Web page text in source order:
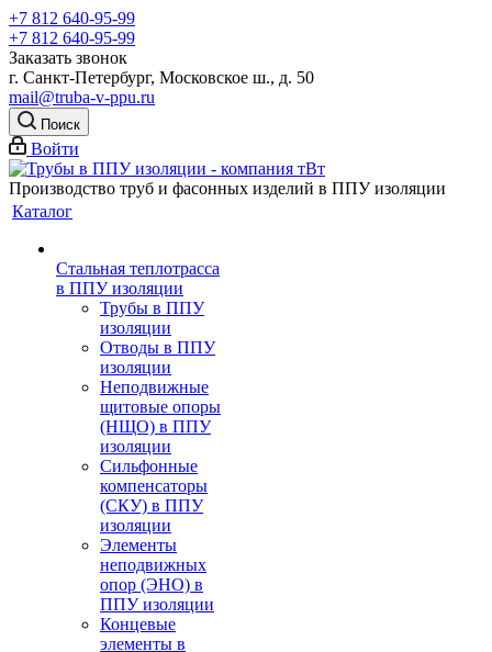
+7 812 640-95-99
+7 812 640-95-99
Заказать звонок
г. Санкт-Петербург, Московское ш., д. 50
mail@truba-v-ppu.ru
Поиск
Войти
Производство труб и фасонных изделий в ППУ изоляции
Каталог
Стальная теплотрасса
в ППУ изоляции
Трубы в ППУ
изоляции
Отводы в ППУ
изоляции
Неподвижные
щитовые опоры
(НЩО) в ППУ
изоляции
Cильфонные
компенсаторы
(СКУ) в ППУ
изоляции
Элементы
неподвижных
опор (ЭНО) в
ППУ изоляции
Концевые
элементы в